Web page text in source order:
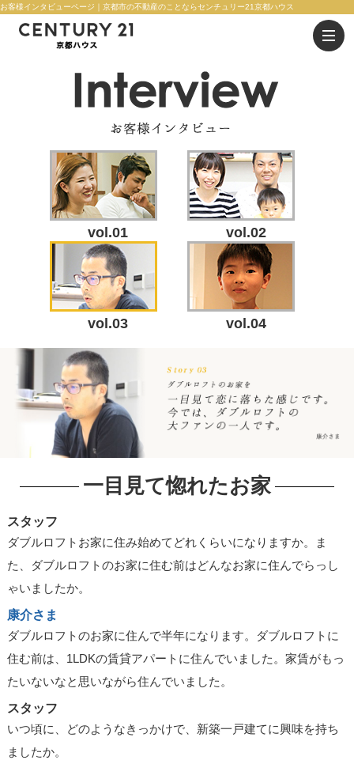
お客様インタビューページ｜京都市の不動産のことならセンチュリー21京都ハウス
vol.01 vol.02
vol.03 vol.04
一目見て惚れたお家
スタッフ
ダブルロフトお家に住み始めてどれくらいになりますか。ま
た、ダブルロフトのお家に住む前はどんなお家に住んでらっし
ゃいましたか。
康介さま
ダブルロフトのお家に住んで半年になります。ダブルロフトに
住む前は、1LDKの賃貸アパートに住んでいました。家賃がもっ
たいないなと思いながら住んでいました。
スタッフ
いつ頃に、どのようなきっかけで、新築一戸建てに興味を持ち
ましたか。